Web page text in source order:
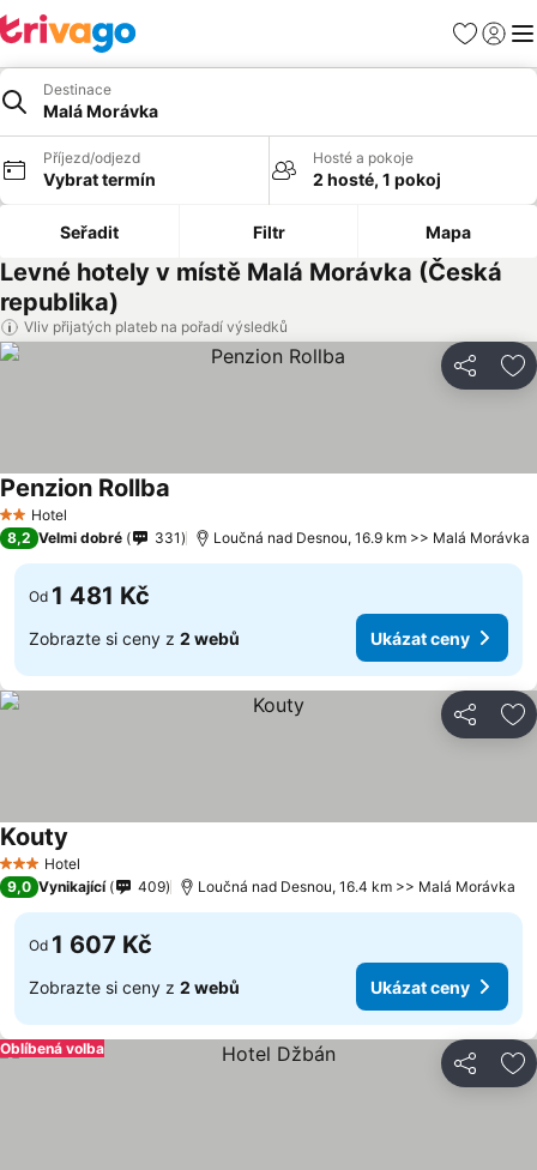
Oblíbené
Destinace
Malá Morávka
Příjezd/odjezd
Vybrat termín
Hosté a pokoje
2 hosté, 1 pokoj
Seřadit Filtr Mapa
Levné hotely v místě Malá Morávka (Česká
republika)
Vliv přijatých plateb na pořadí výsledků
Sdílet
2 Počet hvězdiček
Hotel
Penzion Rollba
8,2 Velmi dobré 331 Loučná nad Desnou, 16.9 km >> Malá Morávka
Od 1 481 Kč
Zobrazte si ceny z 2 webů Ukázat ceny
Sdílet
3 Počet hvězdiček
Hotel
Kouty
9,0 Vynikající 409 Loučná nad Desnou, 16.4 km >> Malá Morávka
Od 1 607 Kč
Zobrazte si ceny z 2 webů Ukázat ceny
Sdílet
Oblíbená volba